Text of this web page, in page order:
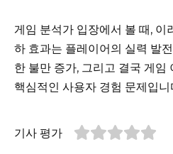
게임 분석가 입장에서 볼 때, 이
하 효과는 플레이어의 실력 발
한 불만 증가, 그리고 결국 게
핵심적인 사용자 경험 문제입니
기사 평가